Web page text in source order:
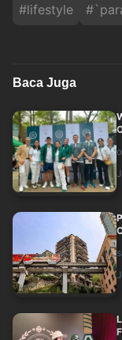
#lifestyle #
Baca Juga